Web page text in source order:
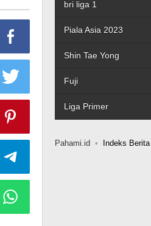
bri liga 1
Piala Asia 2023
Shin Tae Yong
Fuji
Liga Primer
Pahami.id Indeks Berita